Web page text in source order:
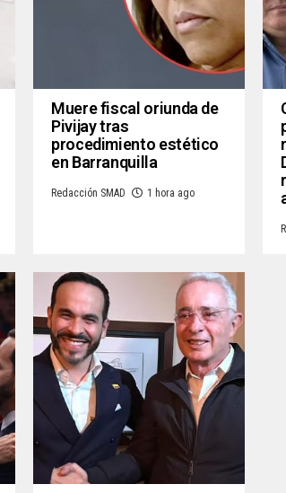
Muere fiscal oriunda de
Pivijay tras
procedimiento estético
en Barranquilla
Redacción SMAD 1 hora ago